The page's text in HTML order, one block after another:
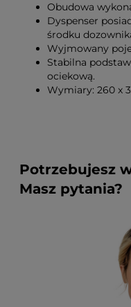
Obudowa
Dyspenser
środku
Wyjmowany
Stabilna
ociekową.
Wymiary: 260 x
Potrzebujesz
Masz pytania?